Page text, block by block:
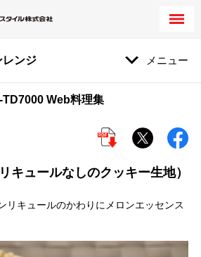
レンジ メニュー
TD7000 Web料理集
キュールなしのクッキー生地）
リキュールのかわりにメロンエッセンス